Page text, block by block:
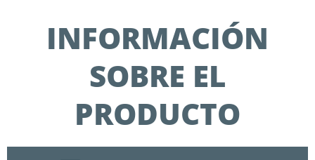
INFORMACIÓN
SOBRE EL
PRODUCTO